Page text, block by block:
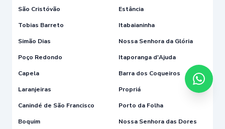
São Cristóvão
Estância
Tobias Barreto
Itabaianinha
Simão Dias
Nossa Senhora da Glória
Poço Redondo
Itaporanga d'Ajuda
Capela
Barra dos Coqueiros
Laranjeiras
Propriá
Canindé de São Francisco
Porto da Folha
Boquim
Nossa Senhora das Dores